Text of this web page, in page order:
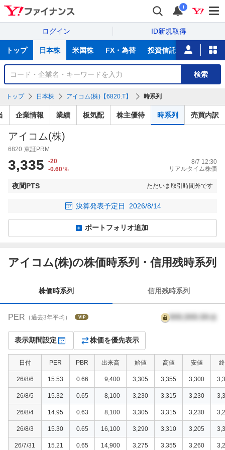
i
ログイン ID新規取得
サ
トップ 日本株 米国株 FX・為替 投資信託 ニュース
銘
検
検索
トップ 日本株 アイコム(株)【6820.T】 時系列
企業情報 業績 板気配 株主優待 時系列 売買内訳
アイコム(株)
6820 東証PRM
3,335
-20
-0.60%
8/7 12:30
リアルタイム株価
夜間PTS ただいま取引時間外です
決算発表予定日 2026/8/14
ポートフォリオ追加
アイコム(株)の株価時系列・信用残時系列
列
株価時系列 信用残時系列
PER （過去3年平均） 999,999.99
表示期間設定 株価を優先表示
日付 PER PBR 出来高 始値 高値 安値
26/8/6 15.53 0.66 9,400 3,305 3,355 3,300
26/8/5 15.32 0.65 8,100 3,230 3,315 3,230
26/8/4 14.95 0.63 8,100 3,305 3,315 3,230
26/8/3 15.30 0.65 16,100 3,290 3,310 3,205
26/7/31 15.21 0.65 14,900 3,275 3,355 3,260